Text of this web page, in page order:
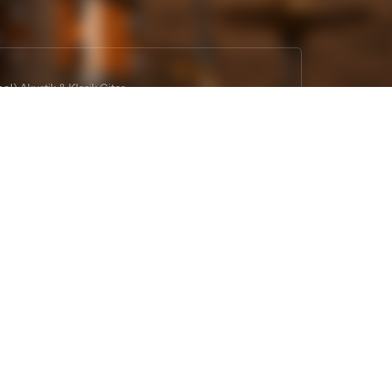
Akustik & Klasik Gitar•